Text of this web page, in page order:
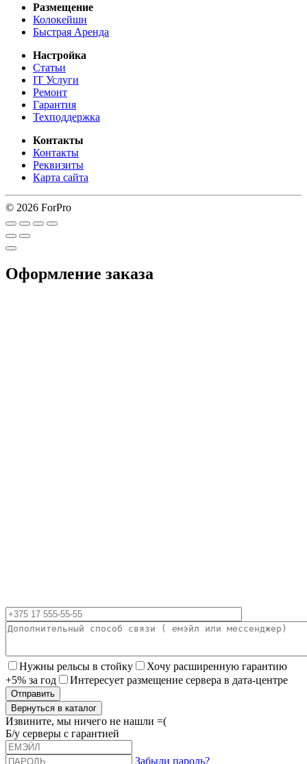
Размещение
Колокейшн
Быстрая Аренда
Настройка
Статьи
IT Услуги
Ремонт
Гарантия
Техподдержка
Контакты
Контакты
Реквизиты
Карта сайта
© 2026 ForPro
Оформление заказа
Нужны рельсы в стойку
Хочу расширенную гарантию
+5% за год
Интересует размещение сервера в дата-центре
Вернуться в каталог
Извините, мы ничего не нашли =(
Б/у серверы с гарантией
Забыли пароль?